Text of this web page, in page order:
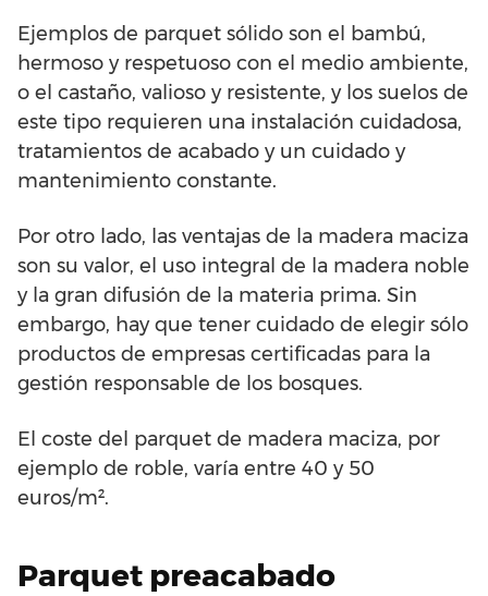
Ejemplos de parquet sólido son el bambú,
hermoso y respetuoso con el medio ambiente,
o el castaño, valioso y resistente, y los suelos de
este tipo requieren una instalación cuidadosa,
tratamientos de acabado y un cuidado y
mantenimiento constante.
Por otro lado, las ventajas de la madera maciza
son su valor, el uso integral de la madera noble
y la gran difusión de la materia prima. Sin
embargo, hay que tener cuidado de elegir sólo
productos de empresas certificadas para la
gestión responsable de los bosques.
El coste del parquet de madera maciza, por
ejemplo de roble, varía entre 40 y 50
euros/m².
Parquet preacabado